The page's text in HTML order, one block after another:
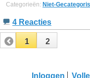
Categorieën: Niet-
4 Reacties
1 2
Inloggen